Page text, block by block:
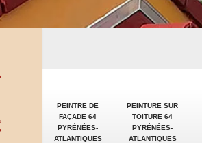
PEINTRE DE
FAÇADE 64
PYRÉNÉES-
ATLANTIQUES
PEINTURE SUR
TOITURE 64
PYRÉNÉES-
ATLANTIQUES